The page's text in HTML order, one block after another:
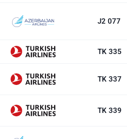
J2 077
TK 335
TK 337
TK 339